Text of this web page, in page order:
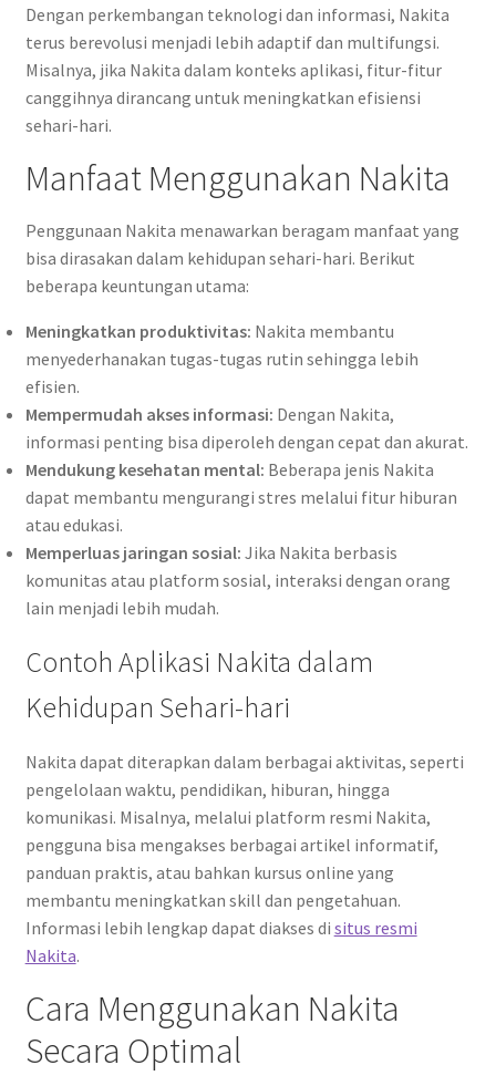
Dengan perkembangan teknologi dan informasi, Nakita
terus berevolusi menjadi lebih adaptif dan multifungsi.
Misalnya, jika Nakita dalam konteks aplikasi, fitur-fitur
canggihnya dirancang untuk meningkatkan efisiensi
sehari-hari.
Manfaat Menggunakan Nakita
Penggunaan Nakita menawarkan beragam manfaat yang
bisa dirasakan dalam kehidupan sehari-hari. Berikut
beberapa keuntungan utama:
Meningkatkan produktivitas: Nakita membantu
menyederhanakan tugas-tugas rutin sehingga lebih
efisien.
Mempermudah akses informasi: Dengan Nakita,
informasi penting bisa diperoleh dengan cepat dan akurat.
Mendukung kesehatan mental: Beberapa jenis Nakita
dapat membantu mengurangi stres melalui fitur hiburan
atau edukasi.
Memperluas jaringan sosial: Jika Nakita berbasis
komunitas atau platform sosial, interaksi dengan orang
lain menjadi lebih mudah.
Contoh Aplikasi Nakita dalam
Kehidupan Sehari-hari
Nakita dapat diterapkan dalam berbagai aktivitas, seperti
pengelolaan waktu, pendidikan, hiburan, hingga
komunikasi. Misalnya, melalui platform resmi Nakita,
pengguna bisa mengakses berbagai artikel informatif,
panduan praktis, atau bahkan kursus online yang
membantu meningkatkan skill dan pengetahuan.
Informasi lebih lengkap dapat diakses di situs resmi
Nakita.
Cara Menggunakan Nakita
Secara Optimal